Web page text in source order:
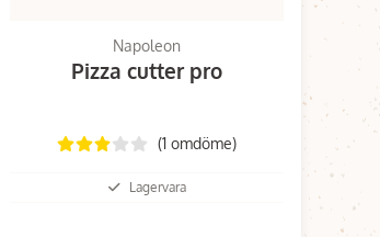
Napoleon
Pizza cutter pro
(1 omdöme)
Lagervara